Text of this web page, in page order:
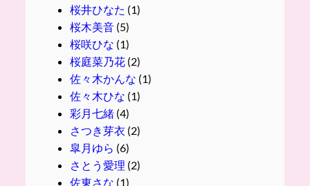
桜井ひなた (1)
桜木美音(5)
桜咲ひな (1)
桜庭菜乃花(2)
佐々木かんな (1)
佐々木ひな (1)
彩月七緒(4)
さつき芽衣 (2)
皐月ゆら (6)
さとう愛理 (2)
佐東さな (1)